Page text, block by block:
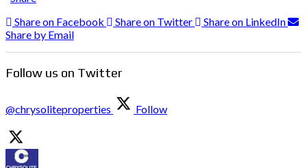
Share on Facebook
Share on Twitter
Share on LinkedIn
Share by Email
Follow us on Twitter
@chrysoliteproperties Follow